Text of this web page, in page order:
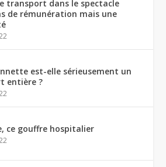
transport dans le spectacle
de rémunération mais une
est-elle sérieusement un
entière ?
ce gouffre hospitalier